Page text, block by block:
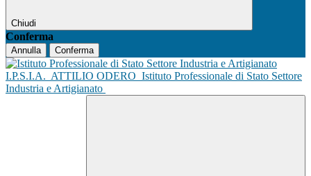
Chiudi
Conferma
Annulla Conferma
I.P.S.I.A. ATTILIO ODERO Istituto Professionale di Stato Settore
Industria e Artigianato